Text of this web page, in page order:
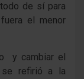
de sí para
el menor
y cambiar el
refirió a la